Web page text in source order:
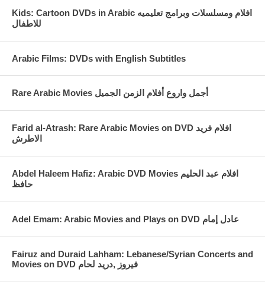
Kids: Cartoon DVDs in Arabic افلام ومسلسلات وبرامج تعليميه
للاطفال
Arabic Films: DVDs with English Subtitles
Rare Arabic Movies أجمل واروع أفلام الزمن الجميل
Farid al-Atrash: Rare Arabic Movies on DVD افلام فريد
الاطرش
Abdel Haleem Hafiz: Arabic DVD Movies افلام عبد الحليم
حافظ
Fairuz and Duraid Lahham: Lebanese/Syrian Concerts and
Movies on DVD فيروز ,دريد لحام